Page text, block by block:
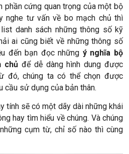
phần cứng quan trọng của một bộ
nghe tư vấn về bo mạch chủ thì
danh sách những thông số kỹ
ai cũng biết về những thông số
đến bạn đọc những ý nghĩa bộ
chủ để dễ dàng hình dung được
đó, chúng ta có thể chọn được
cầu sử dụng của bản thân.
tính sẽ có một dãy dài những khái
hay tìm hiểu về chúng. Và chúng
cụm từ, chỉ số nào thì cùng